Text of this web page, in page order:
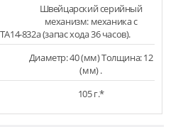
Швейцарский серийный
механизм: механика с
832a (запас хода 36 часов).
Диаметр: 40 (мм) Толщина: 12
(мм) .
105 г.*